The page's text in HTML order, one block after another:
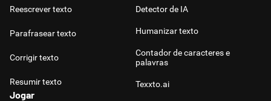
Reescrever texto
Parafrasear texto
Corrigir texto
Resumir texto
Detector de IA
Humanizar texto
Contador de caracteres e
palavras
Texxto.ai
Jogar